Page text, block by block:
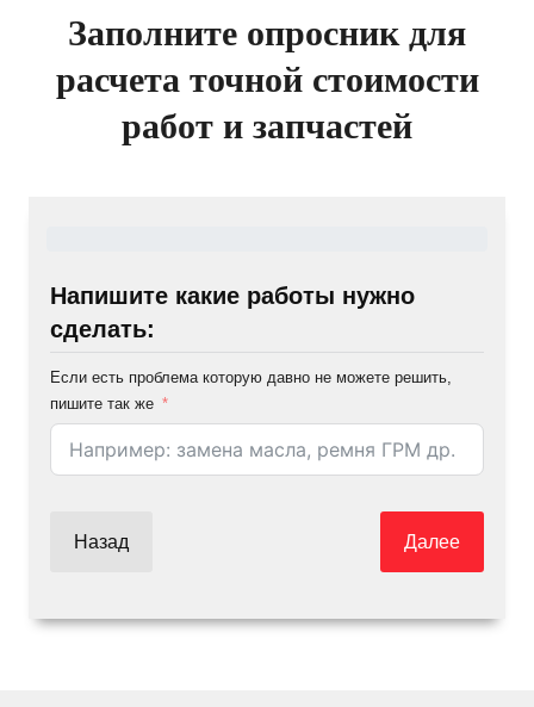
Заполните опросник для
расчета точной стоимости
работ и запчастей
Напишите какие работы нужно
сделать:
Если есть проблема которую давно не можете решить,
пишите так же
Назад Далее